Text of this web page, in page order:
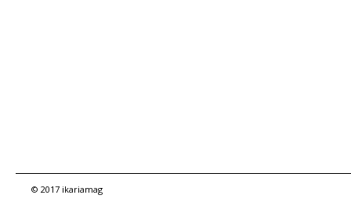
© 2017 ikariamag